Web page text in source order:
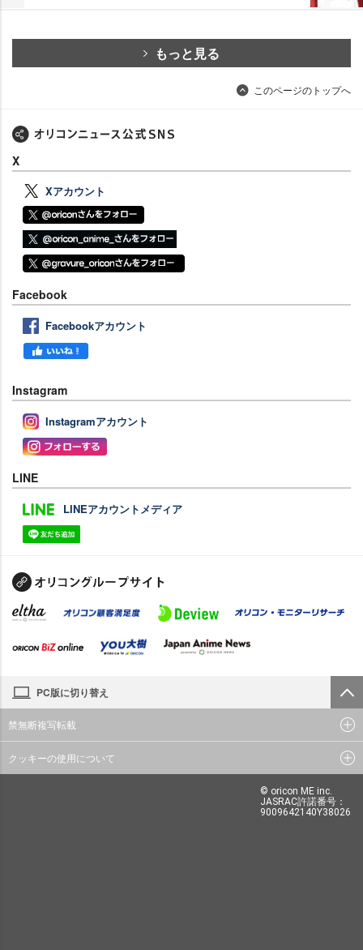
もっと見る
このページのトップへ
X
Xアカウント
Facebook
Facebookアカウント
Instagram
Instagramアカウント
LINE
LINEアカウントメディア
PC版に切り替え
禁無断複写転載
クッキーの使用について
© oricon ME inc.
JASRAC許諾番号：
9009642140Y38026